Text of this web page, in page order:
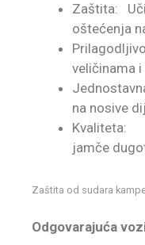
Zaštita:
oštećenja
veličinama
na nosive
Kvaliteta:
jamče
Zaštita od sudara
Odgovarajuća